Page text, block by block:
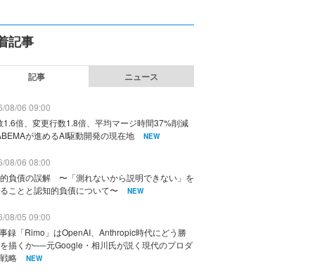
記事
記事 ニュース
08/06 09:00
1.6倍、変更行数1.8倍、平均マージ時間37%削減
が進めるAI駆動開発の現在地
NEW
08/06 08:00
負債の誤解 〜「測れないから説明できない」を
ことと認知的負債について〜
NEW
08/05 09:00
録「Rimo」はOpenAI、Anthropic時代にどう勝
描くか──元Google・相川氏が説く現代のプロダ
略
NEW